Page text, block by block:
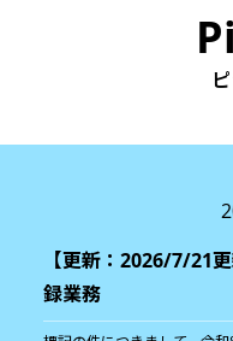
【更新：2026/7/21
録業務